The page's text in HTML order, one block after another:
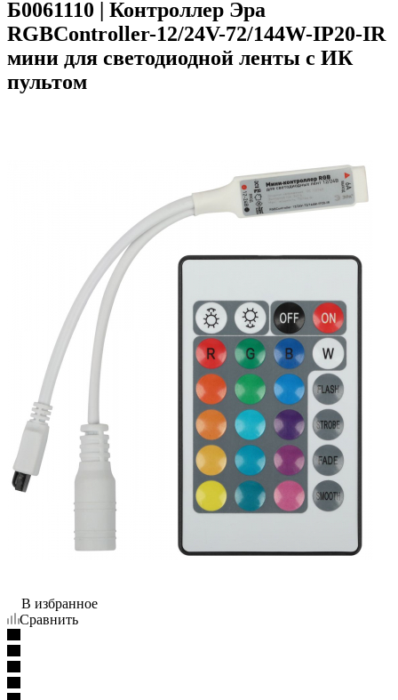
Б0061110 | Контроллер Эра
RGBController-12/24V-72/144W-IP20-IR
мини для светодиодной ленты с ИК
пультом
В избранное
Сравнить